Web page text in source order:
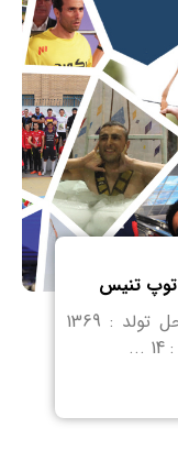
دارنده رکورد : احمد حمدی تاریخ و محل تولد : 1369